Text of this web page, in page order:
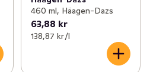
460 ml, Häagen-Dazs
63,88 kr
138,87 kr /l